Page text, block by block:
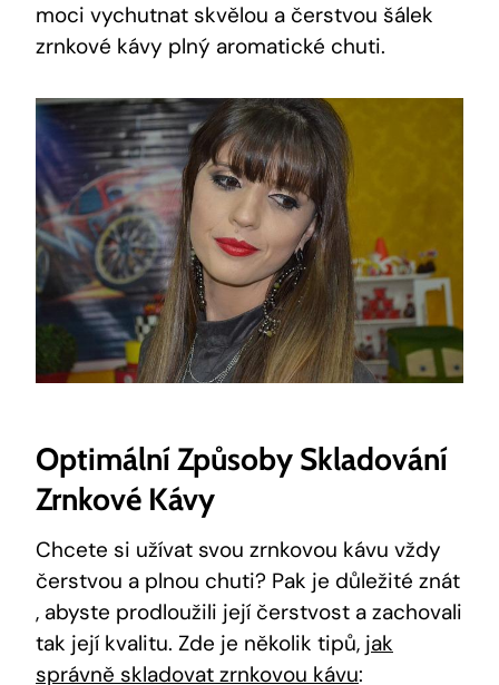
moci vychutnat skvělou a čerstvou šálek
zrnkové kávy plný aromatické chuti.
Optimální Způsoby Skladování
Zrnkové Kávy
Chcete si užívat svou zrnkovou kávu vždy
čerstvou a plnou chuti? Pak je důležité znát
, abyste prodloužili její čerstvost a zachovali
tak její kvalitu. Zde je několik tipů, jak
správně skladovat zrnkovou kávu: